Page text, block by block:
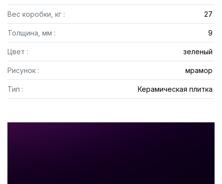
Вес коробки, кг : 27
Толщина, мм : 9
Цвет : зеленый
Рисунок : мрамор
Тип : Керамическая плитка